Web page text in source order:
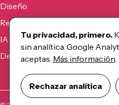
Diseño
Recursos
IA
Desarrollo
Tu privacidad, primero.
sin analítica. Google
aceptas. Más información.
Rechazar analítica